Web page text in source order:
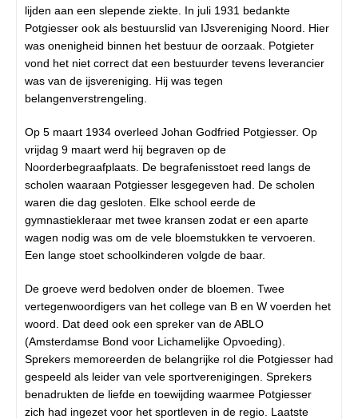
lijden aan een slepende ziekte. In juli 1931 bedankte
Potgiesser ook als bestuurslid van IJsvereniging Noord. Hier
was onenigheid binnen het bestuur de oorzaak. Potgieter
vond het niet correct dat een bestuurder tevens leverancier
was van de ijsvereniging. Hij was tegen
belangenverstrengeling.
Op 5 maart 1934 overleed Johan Godfried Potgiesser. Op
vrijdag 9 maart werd hij begraven op de
Noorderbegraafplaats. De begrafenisstoet reed langs de
scholen waaraan Potgiesser lesgegeven had. De scholen
waren die dag gesloten. Elke school eerde de
gymnastiekleraar met twee kransen zodat er een aparte
wagen nodig was om de vele bloemstukken te vervoeren.
Een lange stoet schoolkinderen volgde de baar.
De groeve werd bedolven onder de bloemen. Twee
vertegenwoordigers van het college van B en W voerden het
woord. Dat deed ook een spreker van de ABLO
(Amsterdamse Bond voor Lichamelijke Opvoeding).
Sprekers memoreerden de belangrijke rol die Potgiesser had
gespeeld als leider van vele sportverenigingen. Sprekers
benadrukten de liefde en toewijding waarmee Potgiesser
zich had ingezet voor het sportleven in de regio. Laatste